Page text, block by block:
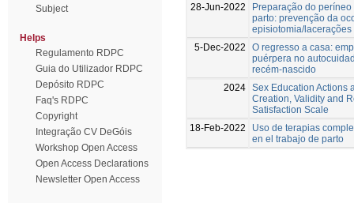
Subject
Helps
Regulamento RDPC
Guia do Utilizador RDPC
Depósito RDPC
Faq's RDPC
Copyright
Integração CV DeGóis
Workshop Open Access
Open Access Declarations
Newsletter Open Access
28-Jun-2022
Preparação do
parto: prevenção da
episiotomia/
5-Dec-2022
O regresso a casa:
puérpera no
recém-nascido
2024 Sex Education Actions
Creation, Validity and
Satisfaction Scale
18-Feb-2022
Uso de terapias
en el trabajo de parto